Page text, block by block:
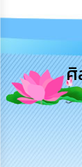
ทรัพยากร
การ
บริหาร
งาน
การ
ส่ง
เสริม
ศิ